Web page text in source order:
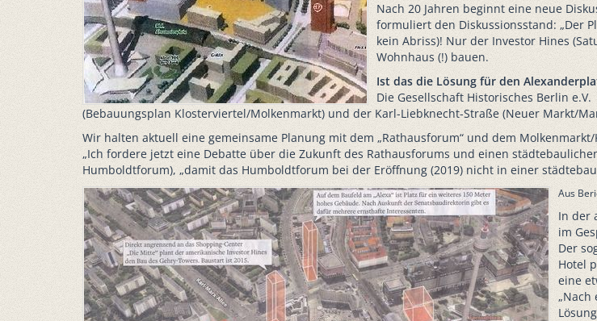
Nach 20 Jahren beginnt eine neue
formuliert den Diskussionsstand: „Der
kein Abriss)! Nur der Investor Hines
Wohnhaus (!) bauen.
Ist das die Lösung für den
Die Gesellschaft Historisches Berlin
(Bebauungsplan Klosterviertel/Molkenmarkt) und der Karl-Liebknecht-Straße (Neuer Markt/
Wir halten aktuell eine gemeinsame Planung mit dem „Rathausforum“ und dem
„Ich fordere jetzt eine Debatte über die Zukunft des Rathausforums und einen
Humboldtforum), „damit das Humboldtforum bei der Eröffnung (2019) nicht in einer
Aus
In der
im
Der
Hotel
eine
„Nach